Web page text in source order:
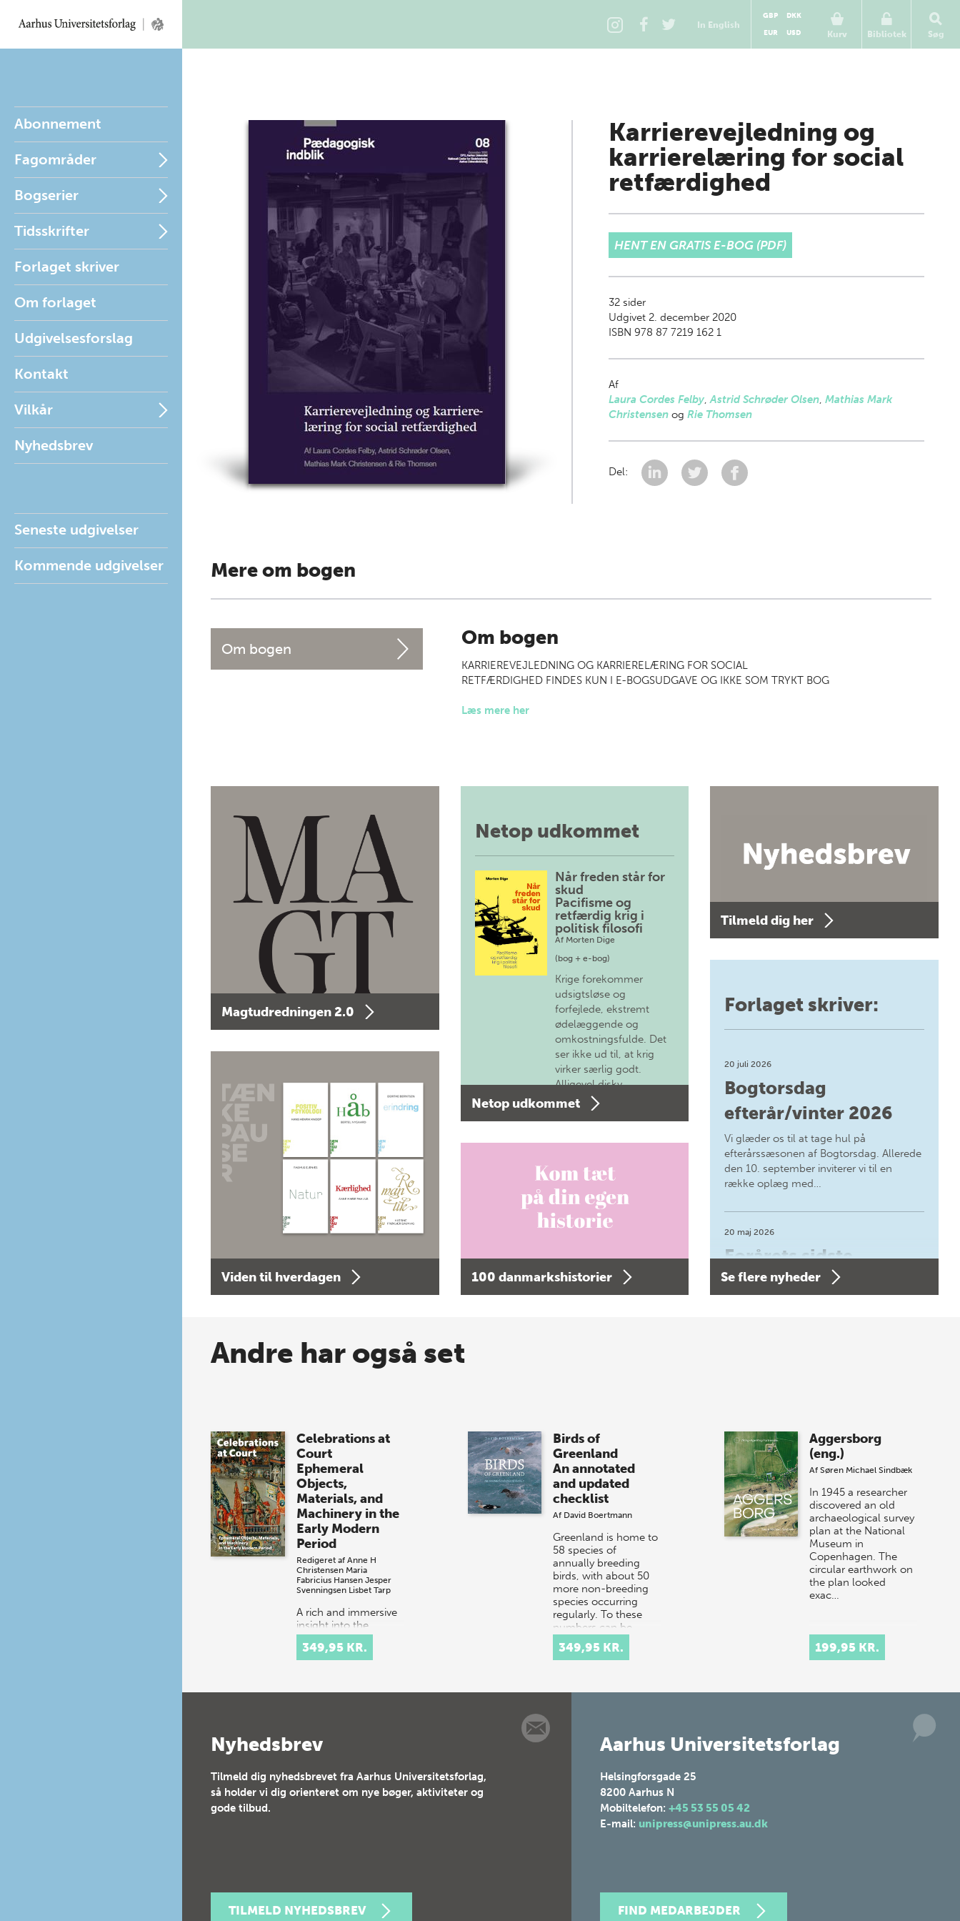
In English
Kurv
GBP
DKK
EUR
USD Bibliotek Søg
Abonnement
Fagområder
Bogserier
Tidsskrifter
Forlaget skriver
Om forlaget
Udgivelsesforslag
Kontakt
Vilkår
Nyhedsbrev
Seneste udgivelser
Kommende udgivelser
Karrierevejledning og
karrierelæring for social
retfærdighed
HENT EN GRATIS E-BOG (PDF)
32sider
Udgivet 2. december 2020
ISBN 978 87 7219 162 1
Af
Laura Cordes Felby,Astrid Schrøder Olsen, Mathias Mark
Christensenog Rie Thomsen
Del:
Mere om bogen
Om bogen Om bogen
KARRIEREVEJLEDNING OG KARRIERELÆRING FOR SOCIAL
RETFÆRDIGHED FINDES KUN I E-BOGSUDGAVE OG IKKE SOM TRYKT BOG
Læs mere her
Magtudredningen 2.0
Viden til hverdagen
Netop udkommet
Når freden står for
skud
Pacifisme og
retfærdig krig i
politisk filosofi
Af Morten Dige
(bog + e-bog)
Krige forekommer
udsigtsløse og
forfejlede, ekstremt
ødelæggende og
omkostningsfulde. Det
ser ikke ud til, at krig
virker særlig godt.
Alligevel diskv…
Netop udkommet
100 danmarkshistorier
Tilmeld dig her
Forlaget skriver:
20 juli 2026
Bogtorsdag
efterår/vinter 2026
Vi glæder os til at tage hul på
efterårssæsonen af Bogtorsdag. Allerede
den 10. september inviterer vi til en
række oplæg med…
20 maj 2026
Forårets sidste
Bogtorsdag 11. juni
sommer-lagersalg!
Vi gentager succesen og inviterer igen i
år til vores store sommer-lagersalg,
så sæt kryds i kalenderen onsdag den
10. j…
Se flere nyheder
Andre har også set
Celebrations at
Court
Ephemeral
Objects,
Materials, and
Machinery in the
Early Modern
Period
Redigeret af Anne H
Christensen Maria
Fabricius Hansen Jesper
Svenningsen Lisbet Tarp
A rich and immersive
insight into the
spectacular courtly
festival culture of
16th and 17th-
349,95 KR.
Birds of
Greenland
An annotated
and updated
checklist
Af David Boertmann
Greenland is home to
58 species of
annually breeding
birds, with about 50
more non-breeding
species occurring
regularly. To these
numbers can be
349,95 KR.
Aggersborg
(eng.)
AfSøren Michael Sindbæk
In 1945 a researcher
discovered an old
archaeological survey
plan at the National
Museum in
Copenhagen. The
circular earthwork on
the plan looked
exac…
199,95 KR.
Nyhedsbrev
Tilmeld dig nyhedsbrevet fra Aarhus Universitetsforlag,
så holder vi dig orienteret om nye bøger, aktiviteter og
gode tilbud.
TILMELD NYHEDSBREV
Aarhus Universitetsforlag
Helsingforsgade 25
8200 Aarhus N
Mobiltelefon: +45 53 55 05 42
E-mail: unipress@unipress.au.dk
FIND MEDARBEJDER